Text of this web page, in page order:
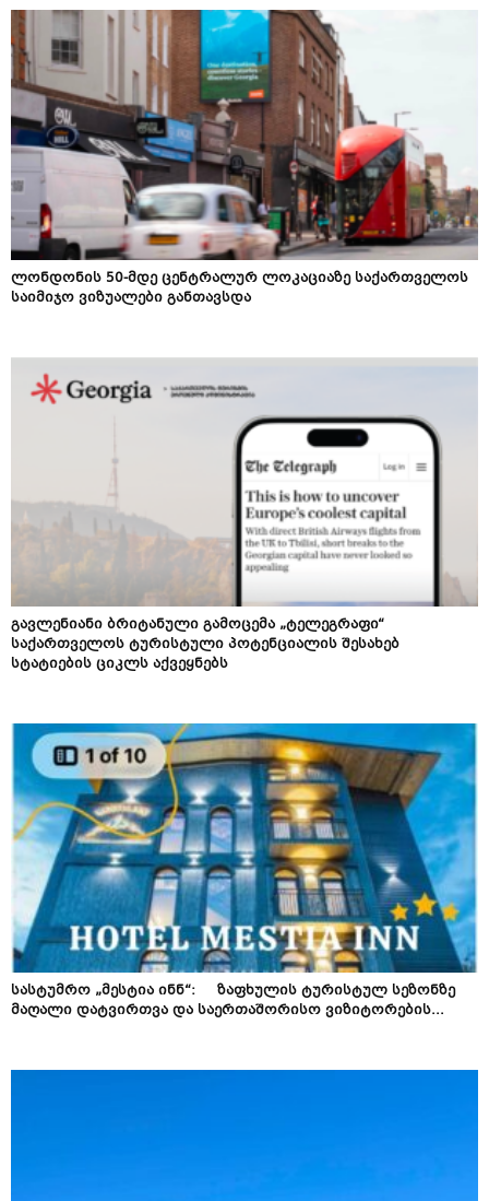
ლონდონის 50-მდე ცენტრალურ ლოკაციაზე საქართველოს
საიმიჯო ვიზუალები განთავსდა
გავლენიანი ბრიტანული გამოცემა „ტელეგრაფი“
საქართველოს ტურისტული პოტენციალის შესახებ
სტატიების ციკლს აქვეყნებს
სასტუმრო „მესტია ინნ“: ზაფხულის ტურისტულ სეზონზე
მაღალი დატვირთვა და საერთაშორისო ვიზიტორების...